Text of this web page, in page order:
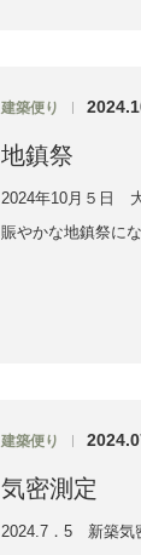
建築便り |
地鎮祭
2024年10月５日
賑やかな地鎮祭に
建築便り |
気密測定
2024.7．5 新築気